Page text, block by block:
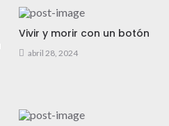
Vivir y morir con un botón
abril 28, 2024